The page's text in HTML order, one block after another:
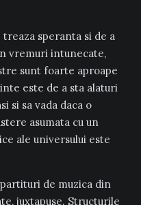
speranta si de a
vremuri intunecate,
sunt foarte aproape
este de a sta alaturi
si sa vada daca o
asumata cu un
ale universului este
de muzica din
juxtapuse. Structurile